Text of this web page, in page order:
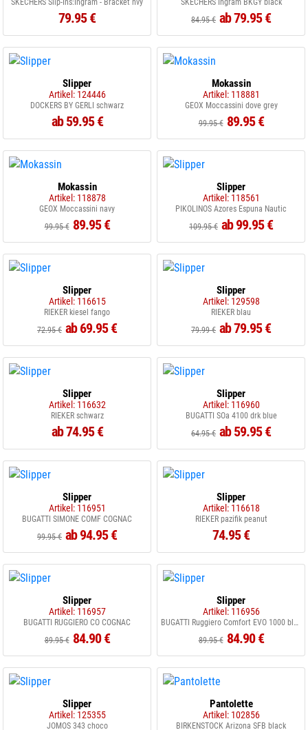
SKECHERS Slip-Ins:Ingram - Bracket nvy
79.95 €
SKECHERS Ingram BKGY black
84.95 € ab 79.95 €
Slipper
Artikel: 124446
DOCKERS BY GERLI schwarz
ab 59.95 €
Mokassin
Artikel: 118881
GEOX Moccassini dove grey
99.95 € 89.95 €
Mokassin
Artikel: 118878
GEOX Moccassini navy
99.95 € 89.95 €
Slipper
Artikel: 118561
PIKOLINOS Azores Espuna Nautic
109.95 € ab 99.95 €
Slipper
Artikel: 116615
RIEKER kiesel fango
72.95 € ab 69.95 €
Slipper
Artikel: 129598
RIEKER blau
79.99 € ab 79.95 €
Slipper
Artikel: 116632
RIEKER schwarz
ab 74.95 €
Slipper
Artikel: 116960
BUGATTI SOa 4100 drk blue
64.95 € ab 59.95 €
Slipper
Artikel: 116951
BUGATTI SIMONE COMF COGNAC
99.95 € ab 94.95 €
Slipper
Artikel: 116618
RIEKER pazifik peanut
74.95 €
Slipper
Artikel: 116957
BUGATTI RUGGIERO CO COGNAC
89.95 € 84.90 €
Slipper
Artikel: 116956
BUGATTI Ruggiero Comfort EVO 1000 black
89.95 € 84.90 €
Slipper
Artikel: 125355
JOMOS 343 choco
Pantolette
Artikel: 102856
BIRKENSTOCK Arizona SFB black